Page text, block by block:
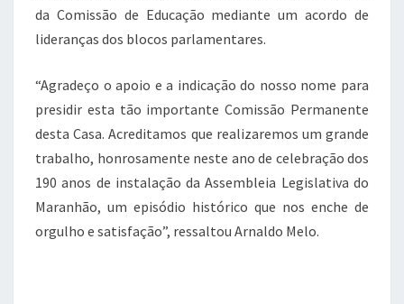
da Comissão de Educação mediante um acordo de
lideranças dos blocos parlamentares.
“Agradeço o apoio e a indicação do nosso nome para
presidir esta tão importante Comissão Permanente
desta Casa. Acreditamos que realizaremos um grande
trabalho, honrosamente neste ano de celebração dos
190 anos de instalação da Assembleia Legislativa do
Maranhão, um episódio histórico que nos enche de
orgulho e satisfação”, ressaltou Arnaldo Melo.